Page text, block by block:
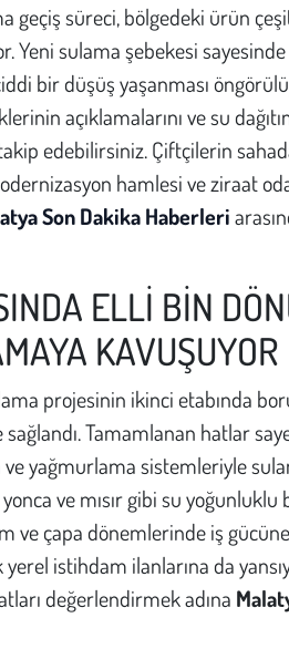
geçiş süreci, bölgedeki ürün
Yeni sulama şebekesi
bir düşüş yaşanması
açıklamalarını ve su
edebilirsiniz. Çiftçilerin
hamlesi ve ziraat
Son Dakika Haberleri
ELLİ BİN
KAVUŞUYOR
projesinin ikinci etabında
Tamamlanan hatlar
yağmurlama sistemleriyle
ve mısır gibi su
ve çapa dönemlerinde iş
istihdam ilanlarına da
değerlendirmek adına